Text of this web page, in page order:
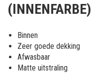
van
afbeeldingen-
gallerij
(INNENFARBE)
Binnen
Zeer goede dekking
Afwasbaar
Matte uitstraling